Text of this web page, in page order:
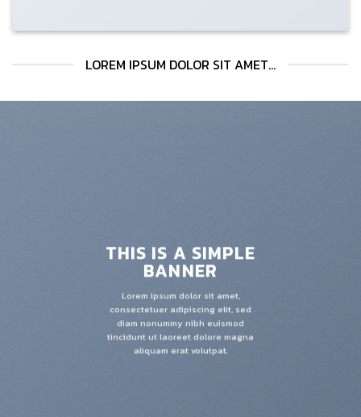
LOREM IPSUM DOLOR SIT AMET...
THIS IS A SIMPLE
BANNER
Lorem ipsum dolor sit amet,
consectetuer adipiscing elit, sed
diam nonummy nibh euismod
tincidunt ut laoreet dolore magna
aliquam erat volutpat.